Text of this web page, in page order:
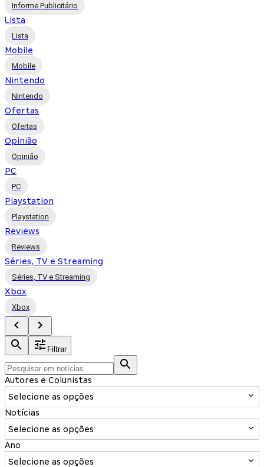
Informe Publicitário
Lista
Lista
Mobile
Mobile
Nintendo
Nintendo
Ofertas
Ofertas
Opinião
Opinião
PC
PC
Playstation
Playstation
Reviews
Reviews
Séries, TV e Streaming
Séries, TV e Streaming
Xbox
Xbox
Filtrar
Autores e Colunistas
Selecione as opções
Notícias
Selecione as opções
Ano
Selecione as opções